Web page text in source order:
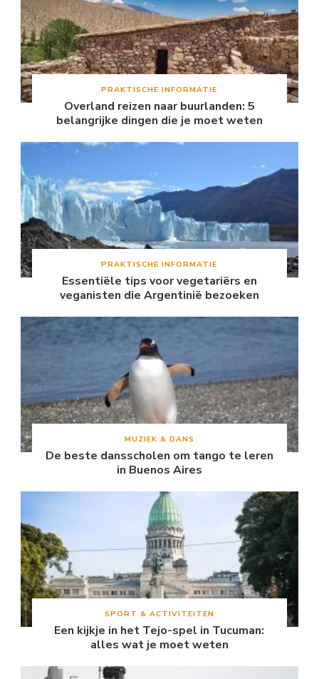
PRAKTISCHE INFORMATIE
Overland reizen naar buurlanden: 5
belangrijke dingen die je moet weten
PRAKTISCHE INFORMATIE
Essentiële tips voor vegetariërs en
veganisten die Argentinië bezoeken
MUZIEK & DANS
De beste dansscholen om tango te leren
in Buenos Aires
SPORT & ACTIVITEITEN
Een kijkje in het Tejo-spel in Tucuman:
alles wat je moet weten